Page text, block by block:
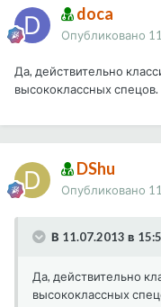
doca
Опубликовано
Да, действительно
высококлассных спецов.
DShu
Опубликовано
В 11.07.2013 в
Да, действительно
высококлассных